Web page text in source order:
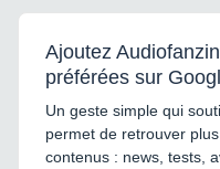
Ajoutez
préférées sur
Un geste simple qui
permet de retrouver
contenus : news, tests,